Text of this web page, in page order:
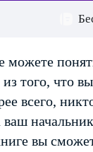
можете
того, что
всего,
вы